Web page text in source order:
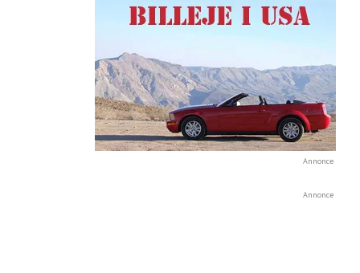
Annonce
Annonce